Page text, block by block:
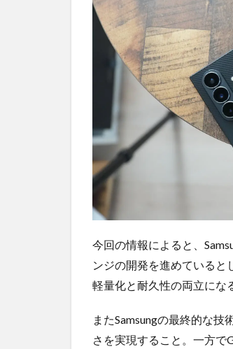
ち時
間不
要の
オン
ライ
プが
おす
す
め！
今回の情報によると、
ンジの開発を進めていると
軽量化と耐久性の両立にな
またSamsungの最終的な
さを実現すること。一方で